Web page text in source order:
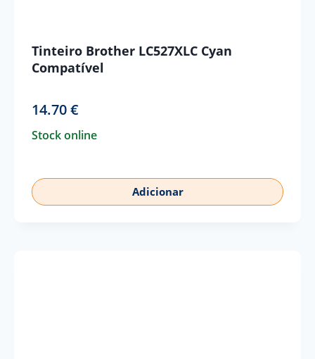
Tinteiro Brother LC527XLC Cyan
Compatível
14.70€
Stock online
Adicionar